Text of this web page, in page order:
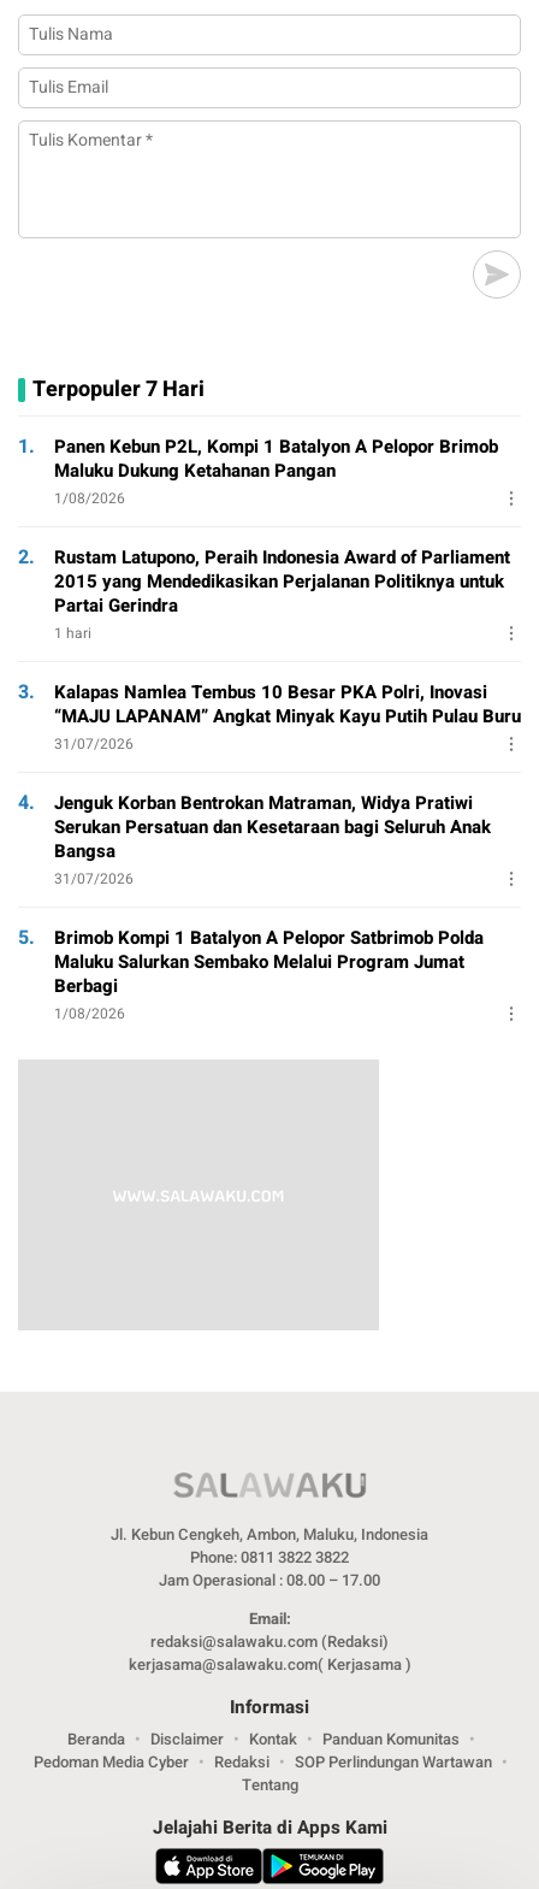
Terpopuler 7 Hari
1.
Panen Kebun P2L, Kompi 1 Batalyon A Pelopor Brimob
Maluku Dukung Ketahanan Pangan
1/08/2026
2.
Rustam Latupono, Peraih Indonesia Award of Parliament
2015 yang Mendedikasikan Perjalanan Politiknya untuk
Partai Gerindra
1 hari
3.
Kalapas Namlea Tembus 10 Besar PKA Polri, Inovasi
“MAJU LAPANAM” Angkat Minyak Kayu Putih Pulau Buru
31/07/2026
4.
Jenguk Korban Bentrokan Matraman, Widya Pratiwi
Serukan Persatuan dan Kesetaraan bagi Seluruh Anak
Bangsa
31/07/2026
5.
Brimob Kompi 1 Batalyon A Pelopor Satbrimob Polda
Maluku Salurkan Sembako Melalui Program Jumat
Berbagi
1/08/2026
Jl. Kebun Cengkeh, Ambon, Maluku, Indonesia
Phone: 0811 3822 3822
Jam Operasional : 08.00 – 17.00
Email:
redaksi@salawaku.com (Redaksi)
kerjasama@salawaku.com( Kerjasama )
Informasi
Beranda Disclaimer Kontak
Panduan Komunitas
Pedoman Media Cyber
Redaksi
SOP Perlindungan Wartawan
Tentang
Jelajahi Berita di Apps Kami